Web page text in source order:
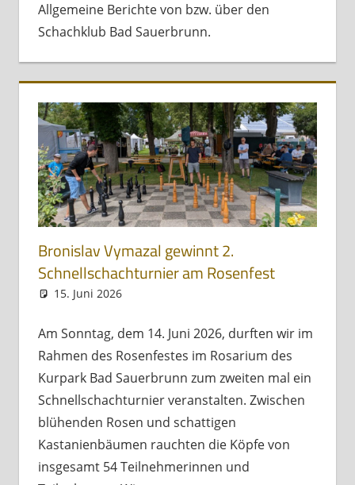
Allgemeine Berichte von bzw. über den
Schachklub Bad Sauerbrunn.
Bronislav Vymazal gewinnt 2.
Schnellschachturnier am Rosenfest
15. Juni 2026
Am Sonntag, dem 14. Juni 2026, durften wir im
Rahmen des Rosenfestes im Rosarium des
Kurpark Bad Sauerbrunn zum zweiten mal ein
Schnellschachturnier veranstalten. Zwischen
blühenden Rosen und schattigen
Kastanienbäumen rauchten die Köpfe von
insgesamt 54 Teilnehmerinnen und